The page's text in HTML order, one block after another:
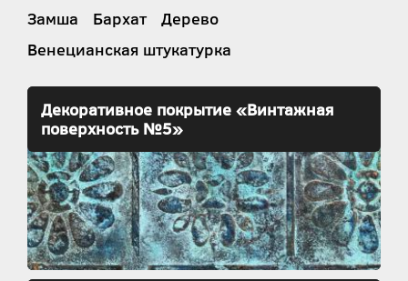
Замша
Бархат
Дерево
Венецианская штукатурка
Декоративное покрытие «Винтажная
поверхность №5»